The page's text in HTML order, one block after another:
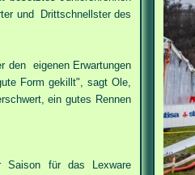
und Drittschnellster des
den eigenen Erwartungen
Form gekillt", sagt Ole,
ein gutes Rennen
Saison für das Lexware